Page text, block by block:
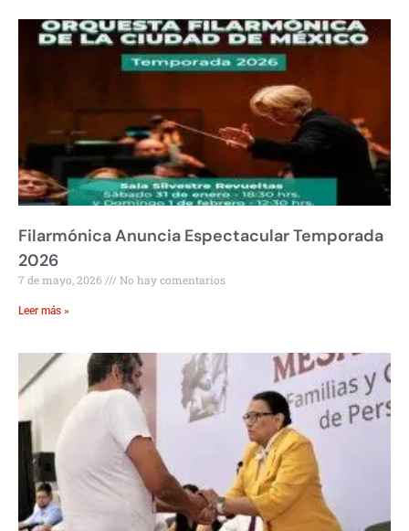
Filarmónica Anuncia Espectacular Temporada
2026
7 de mayo, 2026 No hay comentarios
Leer más »